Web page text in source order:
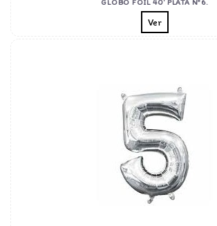
GLOBO FOIL 40' PLATA Nº6.
Ver